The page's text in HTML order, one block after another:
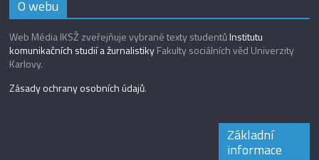
O webu
Web Média IKSŽ zveřejňuje vybrané texty studentůInstitutu
komunikačních studií a žurnalistikyFakulty sociálních věd Univerzity
Karlovy.
Zásady ochrany osobních údajů.
Základní
informace